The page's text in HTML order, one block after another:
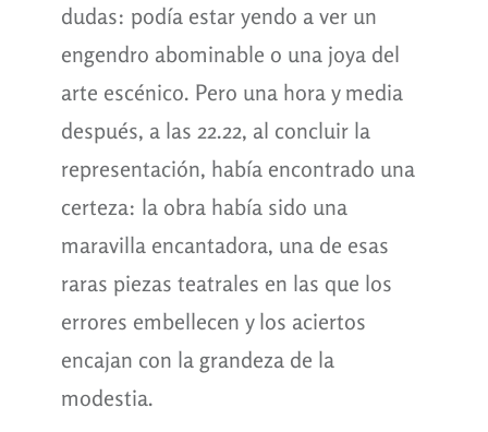
dudas: podía estar yendo a ver un
engendro abominable o una joya del
arte escénico. Pero una hora y media
después, a las 22.22, al concluir la
representación, había encontrado una
certeza: la obra había sido una
maravilla encantadora, una de esas
raras piezas teatrales en las que los
errores embellecen y los aciertos
encajan con la grandeza de la
modestia.